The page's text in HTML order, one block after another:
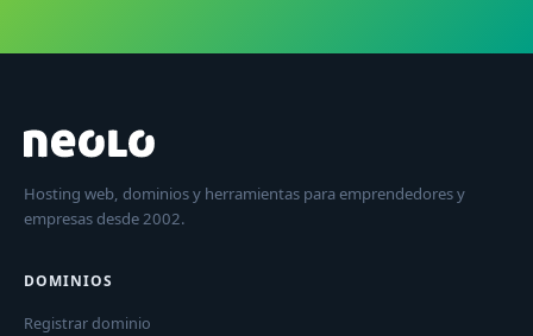
Hosting web, dominios y herramientas para emprendedores y
empresas desde 2002.
DOMINIOS
Registrar dominio